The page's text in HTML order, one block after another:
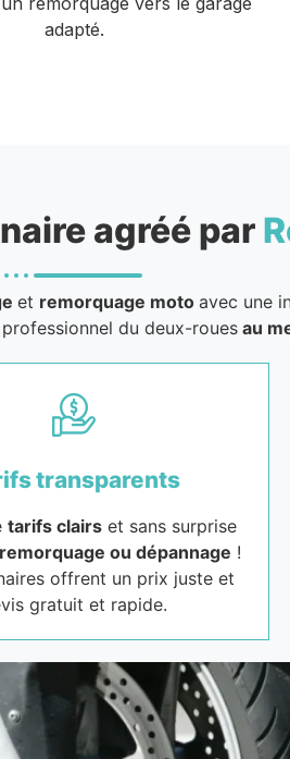
adapté.
agréé par
et remorquage moto avec une
du deux-rouesau
transparents
tarifs clairs et sans surprise
remorquage ou dépannage !
offrent un prix juste et
gratuit et rapide.